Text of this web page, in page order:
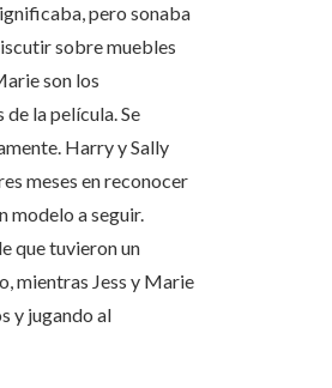
pero sonaba
sobre muebles
son los
la película. Se
Harry y Sally
meses en reconocer
modelo a seguir.
que tuvieron un
mientras Jess y Marie
y jugando al